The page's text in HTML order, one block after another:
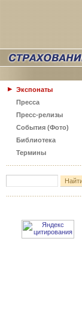
Экспонаты
Пресса
Пресс-релизы
События (Фото)
Библиотека
Термины